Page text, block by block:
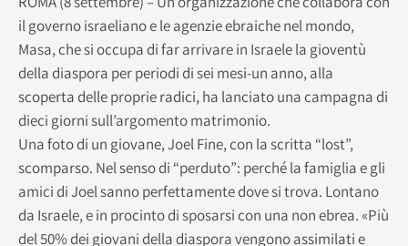
il governo israeliano e le agenzie ebraiche nel mondo,
Masa, che si occupa di far arrivare in Israele la gioventù
della diaspora per periodi di sei mesi-un anno, alla
scoperta delle proprie radici, ha lanciato una campagna di
dieci giorni sull’argomento matrimonio.
Una foto di un giovane, Joel Fine, con la scritta “lost”,
scomparso. Nel senso di “perduto”: perché la famiglia e gli
amici di Joel sanno perfettamente dove si trova. Lontano
da Israele, e in procinto di sposarsi con una non ebrea. «Più
del 50% dei giovani della diaspora vengono assimilati e